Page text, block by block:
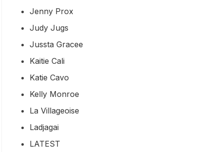
Jenny Prox
Judy Jugs
Jussta Gracee
Kaitie Cali
Katie Cavo
Kelly Monroe
La Villageoise
Ladjagai
LATEST